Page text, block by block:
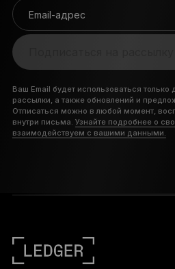
Email-адрес
Ваш Email будет использоваться только
рассылки, а также обновлений и
Отписаться можно в любой момент,
внутри письма. Узнайте подробнее о
взаимодействуем с вашими данными.